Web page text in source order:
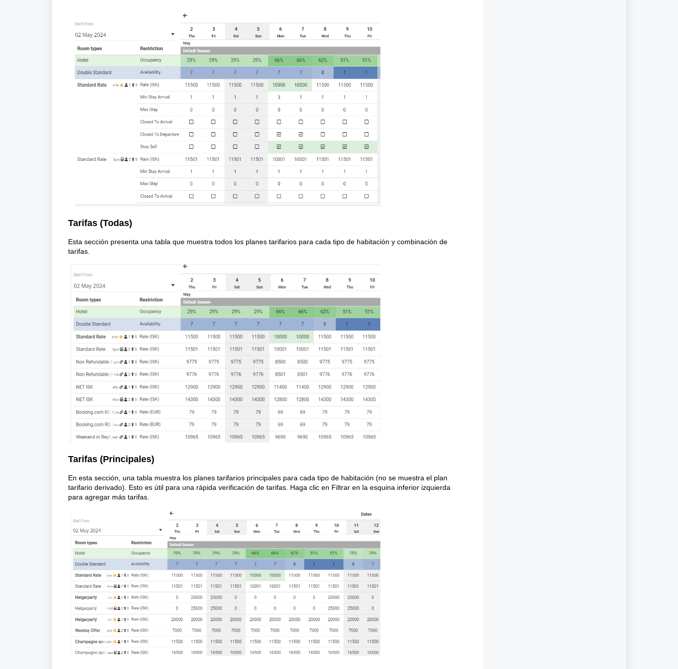
Tarifas (Todas)
Esta sección presenta una tabla que muestra todos los planes tarifarios para cada tipo de habitación y combinación de
tarifas.
Tarifas (Principales)
En esta sección, una tabla muestra los planes tarifarios principales para cada tipo de habitación (no se muestra el plan
tarifario derivado). Esto es útil para una rápida verificación de tarifas. Haga clic en Filtrar en la esquina inferior izquierda
para agregar más tarifas.